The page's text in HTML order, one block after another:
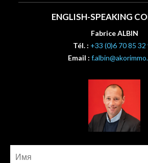
ENGLISH-SPEAKING
Fabrice ALBIN
Tél. : +33 (0)6 70 85 32
Email :